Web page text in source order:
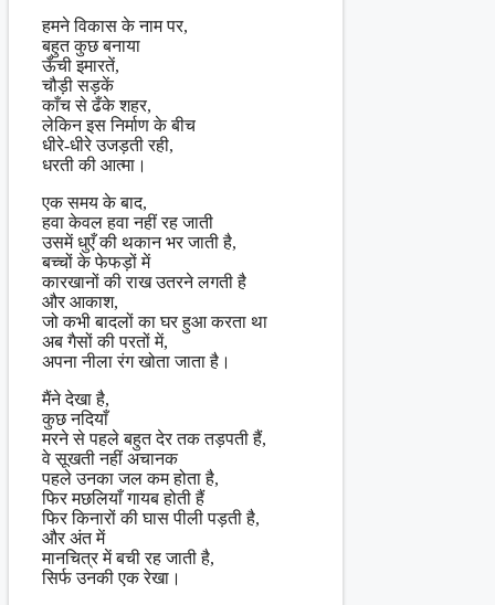
हमने विकास के नाम पर,
बहुत कुछ बनाया
ऊँची इमारतें,
चौड़ी सड़कें
काँच से ढँके शहर,
लेकिन इस निर्माण के बीच
धीरे-धीरे उजड़ती रही,
धरती की आत्मा।
एक समय के बाद,
हवा केवल हवा नहीं रह जाती
उसमें धुएँ की थकान भर जाती है,
बच्चों के फेफड़ों में
कारखानों की राख उतरने लगती है
और आकाश,
जो कभी बादलों का घर हुआ करता था
अब गैसों की परतों में,
अपना नीला रंग खोता जाता है।
मैंने देखा है,
कुछ नदियाँ
मरने से पहले बहुत देर तक तड़पती हैं,
वे सूखती नहीं अचानक
पहले उनका जल कम होता है,
फिर मछलियाँ गायब होती हैं
फिर किनारों की घास पीली पड़ती है,
और अंत में
मानचित्र में बची रह जाती है,
सिर्फ उनकी एक रेखा।